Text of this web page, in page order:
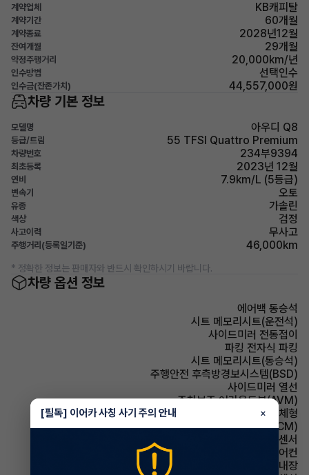
계약업체 KB캐피탈
계약기간 60개월
계약종료 2028년12월
잔여개월 29개월
약정주행거리 20,000km/년
인수방법 선택인수
인수금(잔존가치) 44,557,000원
차량 기본 정보
모델명 아우디 Q8
등급/트림 55 TFSI Quattro Premium
차량번호 234부9394
최초등록 2023년 12월
연비 7.9km/L (5등급)
변속기 오토
유종 가솔린
색상 검정
사고이력 무사고
주행거리(등록일기준) 46,000km
* 정확한 정보는 판매자와 반드시 확인하시기 바랍니다.
차량 옵션 정보
에어백 동승석
시트 메모리시트(운전석)
사이드미러 전동접이
파킹 전자식 파킹
시트 메모리시트(동승석)
주행안전 후측방경보시스템(BSD)
사이드미러 열선
주차보조 어라운드뷰(AVM)
사이드미러 방향지시등 일체형
룸미러 전자식 룸미러(ECM)
주차보조 전방감지센서
에어컨 풀오토에어컨
스티어링휠 열선내장
[필독] 이어카 사칭 사기 주의 안내 ×